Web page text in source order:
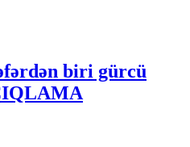
biri gürcü